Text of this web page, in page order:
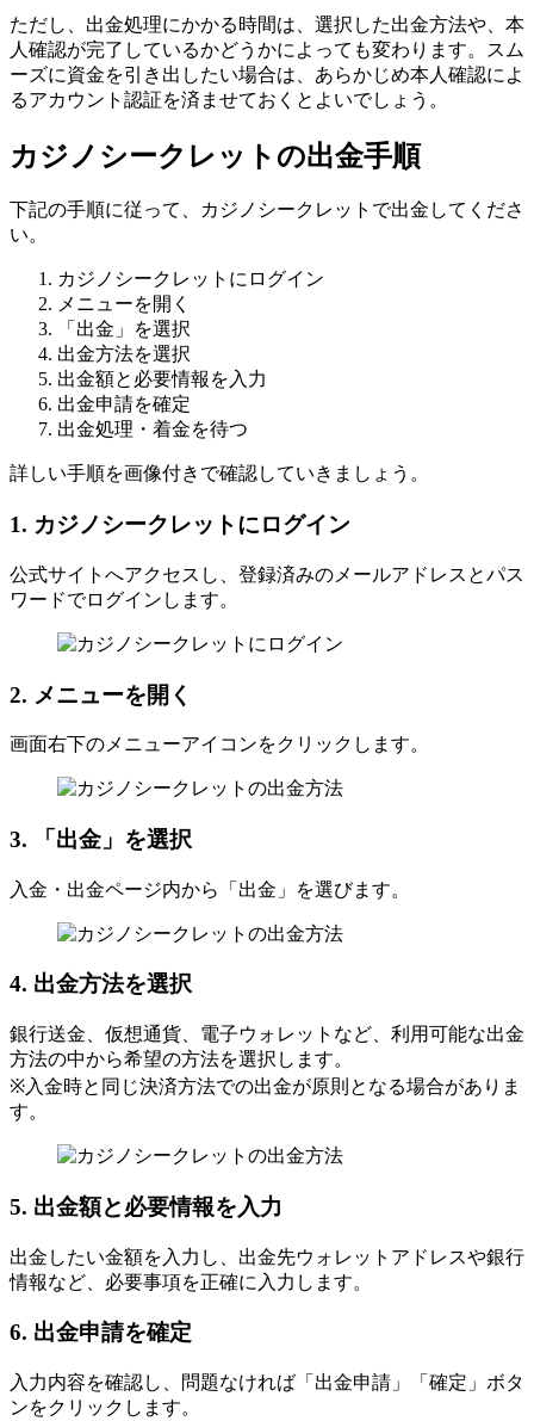
ただし、出金処理にかかる時間は、選択した出金方法や、本
人確認が完了しているかどうかによっても変わります。スム
ーズに資金を引き出したい場合は、あらかじめ本人確認によ
るアカウント認証を済ませておくとよいでしょう。
カジノシークレットの出金手順
下記の手順に従って、カジノシークレットで出金してくださ
い。
カジノシークレットにログイン
メニューを開く
「出金」を選択
出金方法を選択
出金額と必要情報を入力
出金申請を確定
出金処理・着金を待つ
詳しい手順を画像付きで確認していきましょう。
1. カジノシークレットにログイン
公式サイトへアクセスし、登録済みのメールアドレスとパス
ワードでログインします。
2. メニューを開く
画面右下のメニューアイコンをクリックします。
3. 「出金」を選択
入金・出金ページ内から「出金」を選びます。
4. 出金方法を選択
銀行送金、仮想通貨、電子ウォレットなど、利用可能な出金
方法の中から希望の方法を選択します。
※入金時と同じ決済方法での出金が原則となる場合がありま
す。
5. 出金額と必要情報を入力
出金したい金額を入力し、出金先ウォレットアドレスや銀行
情報など、必要事項を正確に入力します。
6. 出金申請を確定
入力内容を確認し、問題なければ「出金申請」「確定」ボタ
ンをクリックします。